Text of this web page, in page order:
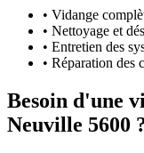
• Vidange
• Nettoyage et
• Entretien des
• Réparation des
Besoin d'une
Neuville 5600